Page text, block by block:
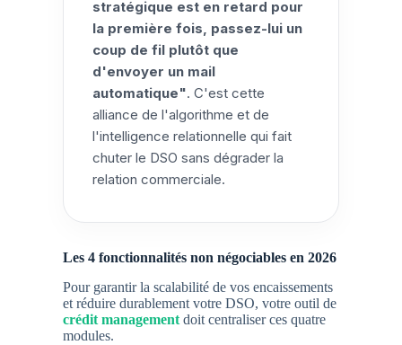
stratégique est en retard pour
la première fois, passez-lui un
coup de fil plutôt que
d'envoyer un mail
automatique". C'est cette
alliance de l'algorithme et de
l'intelligence relationnelle qui fait
chuter le DSO sans dégrader la
relation commerciale.
Les 4 fonctionnalités non négociables en 2026
Pour garantir la scalabilité de vos encaissements
et réduire durablement votre DSO, votre outil de
crédit management doit centraliser ces quatre
modules.